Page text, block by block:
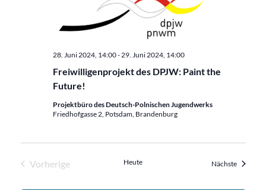
Freiwilligenprojekt des DPJW: Paint the
Future!
28. Juni 2024, 14:00- 29. Juni 2024, 14:00
Projektbüro des Deutsch-Polnischen Jugendwerks
Friedhofgasse 2, Potsdam, Brandenburg
Vorherige
Heute Nächste